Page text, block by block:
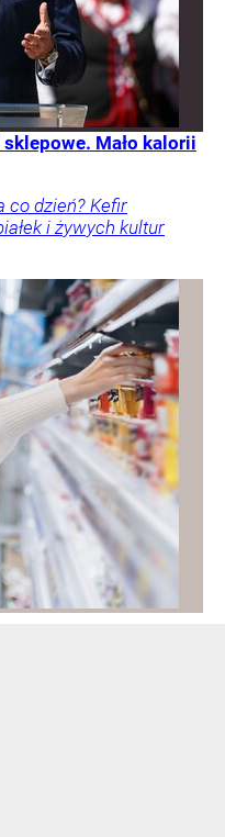
Mało kalorii
co dzień? Kefir
i żywych kultur